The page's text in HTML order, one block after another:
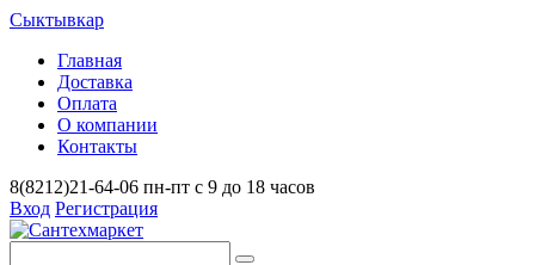
Сыктывкар
Главная
Доставка
Оплата
О компании
Контакты
8(8212)21-64-06 пн-пт с 9 до 18 часов
Вход Регистрация